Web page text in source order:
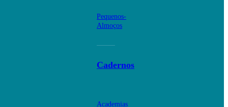
Pequenos-
Almoços
Cadernos
Academias